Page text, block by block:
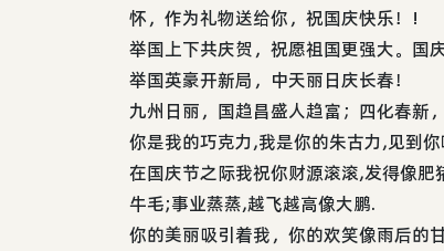
怀，作为礼物送给你，祝国庆快乐！!
举国上下共庆贺，祝愿祖国更强大。国庆
举国英豪开新局，中天丽日庆长春！
九州日丽，国趋昌盛人趋富；四化春新
你是我的巧克力,我是你的朱古力,见到
在国庆节之际我祝你财源滚滚,发得像
牛毛;事业蒸蒸,越飞越高像大鹏.
你的美丽吸引着我，你的欢笑像雨后的